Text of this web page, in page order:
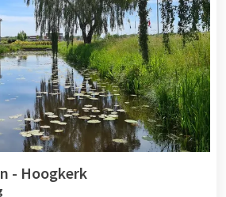
- Hoogkerk